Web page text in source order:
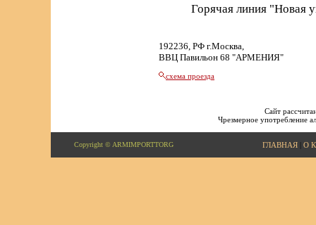
Горячая линия "Новая
192236, РФ г.Москва,
ВВЦ Павильон 68 "АРМЕНИЯ"
схема проезда
Сайт
Чрезмерное употребление
Copyright © ARMIMPORTTORG ГЛАВНАЯ| О